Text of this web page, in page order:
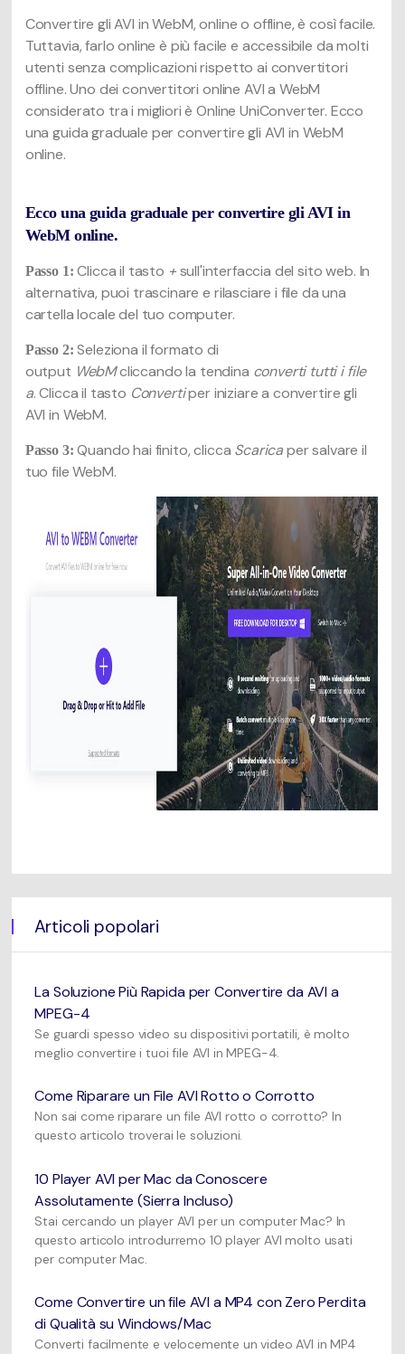
Convertire gli AVI in WebM, online o offline, è così facile.
Tuttavia, farlo online è più facile e accessibile da molti
utenti senza complicazioni rispetto ai convertitori
offline. Uno dei convertitori online AVI a WebM
considerato tra i migliori è Online UniConverter. Ecco
una guida graduale per convertire gli AVI in WebM
online.
Ecco una guida graduale per convertire gli AVI in
WebM online.
Passo 1: Clicca il tasto + sull'interfaccia del sito web. In
alternativa, puoi trascinare e rilasciare i file da una
cartella locale del tuo computer.
Passo 2: Seleziona il formato di
output WebMcliccando la tendina converti tutti i file
a. Clicca il tasto Convertiper iniziare a convertire gli
AVI in WebM.
Passo 3: Quando hai finito, clicca Scaricaper salvare il
tuo file WebM.
Articoli popolari
La Soluzione Più Rapida per Convertire da AVI a
MPEG-4
Se guardi spesso video su dispositivi portatili, è molto
meglio convertire i tuoi file AVI in MPEG-4.
Come Riparare un File AVI Rotto o Corrotto
Non sai come riparare un file AVI rotto o corrotto? In
questo articolo troverai le soluzioni.
10 Player AVI per Mac da Conoscere
Assolutamente (Sierra Incluso)
Stai cercando un player AVI per un computer Mac? In
questo articolo introdurremo 10 player AVI molto usati
per computer Mac.
Come Convertire un file AVI a MP4 con Zero Perdita
di Qualità su Windows/Mac
Converti facilmente e velocemente un video AVI in MP4